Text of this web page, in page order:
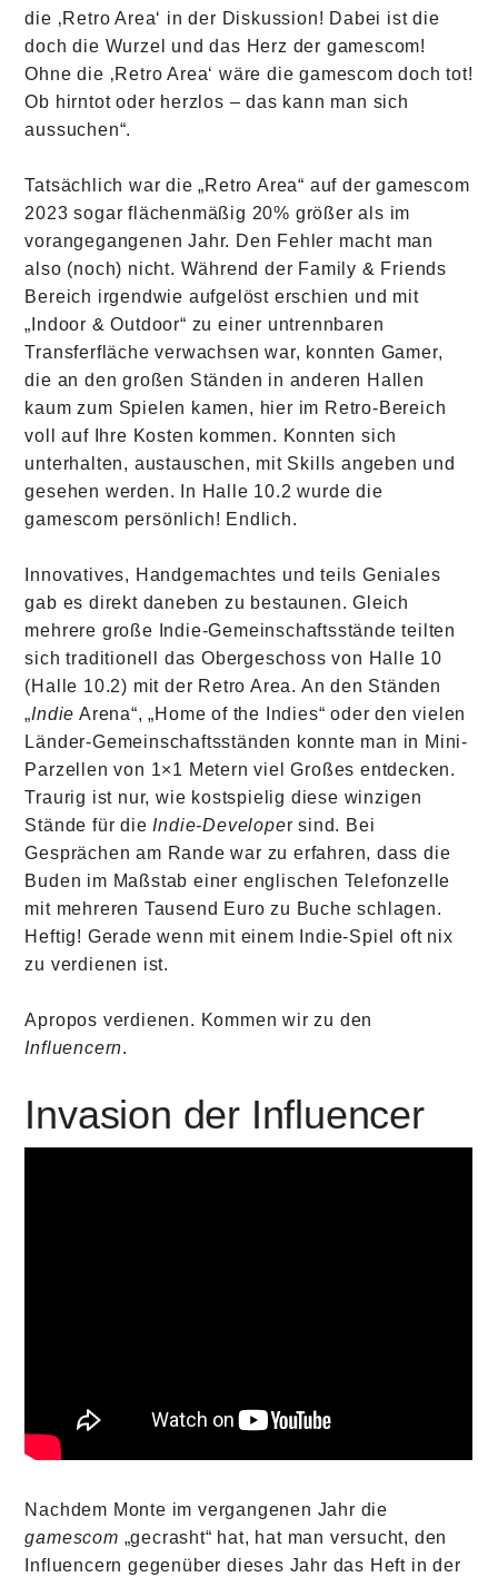
die ‚Retro Area‘ in der Diskussion! Dabei ist die
doch die Wurzel und das Herz der gamescom!
Ohne die ‚Retro Area‘ wäre die gamescom doch tot!
Ob hirntot oder herzlos – das kann man sich
aussuchen“.
Tatsächlich war die „Retro Area“ auf der gamescom
2023 sogar flächenmäßig 20% größer als im
vorangegangenen Jahr. Den Fehler macht man
also (noch) nicht. Während der Family & Friends
Bereich irgendwie aufgelöst erschien und mit
„Indoor & Outdoor“ zu einer untrennbaren
Transferfläche verwachsen war, konnten Gamer,
die an den großen Ständen in anderen Hallen
kaum zum Spielen kamen, hier im Retro-Bereich
voll auf Ihre Kosten kommen. Konnten sich
unterhalten, austauschen, mit Skills angeben und
gesehen werden. In Halle 10.2 wurde die
gamescom persönlich! Endlich.
Innovatives, Handgemachtes und teils Geniales
gab es direkt daneben zu bestaunen. Gleich
mehrere große Indie-Gemeinschaftsstände teilten
sich traditionell das Obergeschoss von Halle 10
(Halle 10.2) mit der Retro Area. An den Ständen
„Indie Arena“, „Home of the Indies“ oder den vielen
Länder-Gemeinschaftsständen konnte man in Mini-
Parzellen von 1×1 Metern viel Großes entdecken.
Traurig ist nur, wie kostspielig diese winzigen
Stände für die Indie-Developer sind. Bei
Gesprächen am Rande war zu erfahren, dass die
Buden im Maßstab einer englischen Telefonzelle
mit mehreren Tausend Euro zu Buche schlagen.
Heftig! Gerade wenn mit einem Indie-Spiel oft nix
zu verdienen ist.
Apropos verdienen. Kommen wir zu den
Influencern.
Invasion der Influencer
Nachdem Monte im vergangenen Jahr die
gamescom „gecrasht“ hat, hat man versucht, den
Influencern gegenüber dieses Jahr das Heft in der